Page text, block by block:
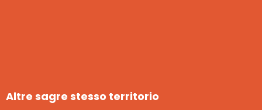
Altre sagre stesso territorio